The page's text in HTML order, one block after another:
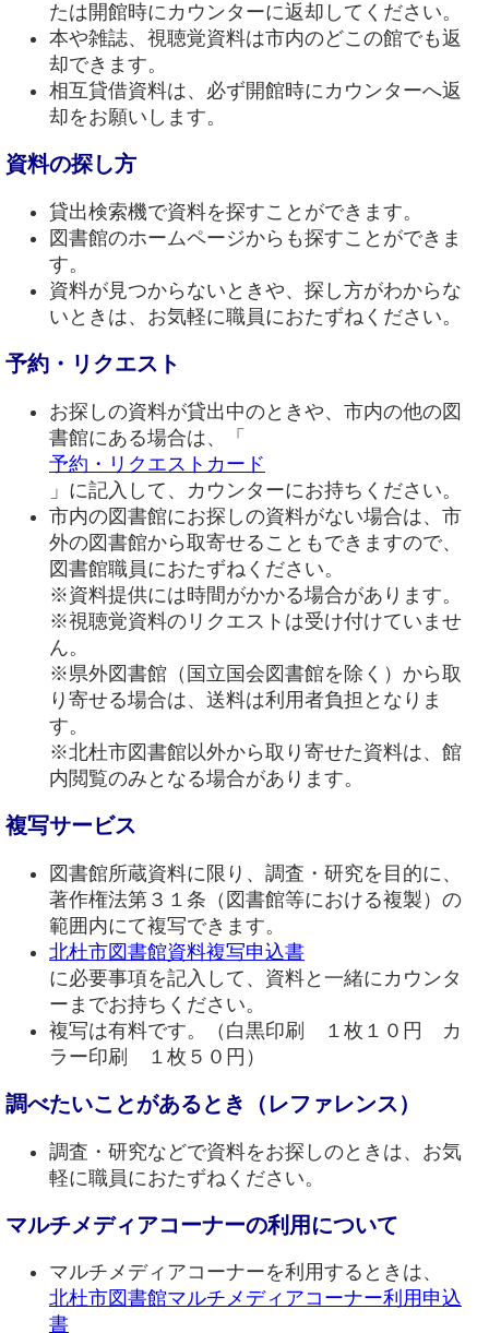
たは開館時にカウンターに返却してください。
本や雑誌、視聴覚資料は市内のどこの館でも返
却できます。
相互貸借資料は、必ず開館時にカウンターへ返
却をお願いします。
資料の探し方
貸出検索機で資料を探すことができます。
図書館のホームページからも探すことができま
す。
資料が見つからないときや、探し方がわからな
いときは、お気軽に職員におたずねください。
予約・リクエスト
お探しの資料が貸出中のときや、市内の他の図
書館にある場合は、「
予約・リクエストカード
」に記入して、カウンターにお持ちください。
市内の図書館にお探しの資料がない場合は、市
外の図書館から取寄せることもできますので、
図書館職員におたずねください。
※資料提供には時間がかかる場合があります。
※視聴覚資料のリクエストは受け付けていませ
ん。
※県外図書館（国立国会図書館を除く）から取
り寄せる場合は、送料は利用者負担となりま
す。
※北杜市図書館以外から取り寄せた資料は、館
内閲覧のみとなる場合があります。
複写サービス
図書館所蔵資料に限り、調査・研究を目的に、
著作権法第３１条（図書館等における複製）の
範囲内にて複写できます。
北杜市図書館資料複写申込書
に必要事項を記入して、資料と一緒にカウンタ
ーまでお持ちください。
複写は有料です。（白黒印刷 １枚１０円 カ
ラー印刷 １枚５０円）
調べたいことがあるとき（レファレンス）
調査・研究などで資料をお探しのときは、お気
軽に職員におたずねください。
マルチメディアコーナーの利用について
マルチメディアコーナーを利用するときは、
北杜市図書館マルチメディアコーナー利用申込
書